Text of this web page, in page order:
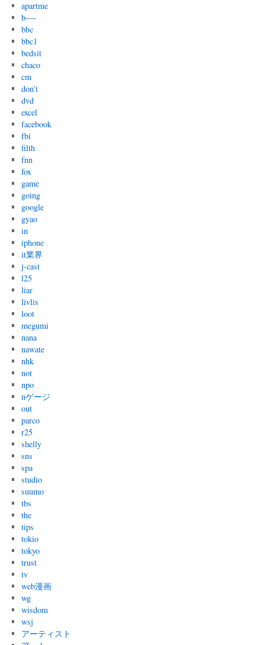
apartme
b—-
bbc
bbc1
bedsit
chaco
cm
don’t
dvd
excel
facebook
fbi
filth
fnn
fox
game
going
google
gyao
in
iphone
it業界
j-cast
l25
liar
livlis
loot
megumi
nana
nawate
nhk
not
npo
nゲージ
out
parco
r25
shelly
sns
spa
studio
suumo
tbs
the
tips
tokio
tokyo
trust
tv
web漫画
wg
wisdom
wsj
アーティスト